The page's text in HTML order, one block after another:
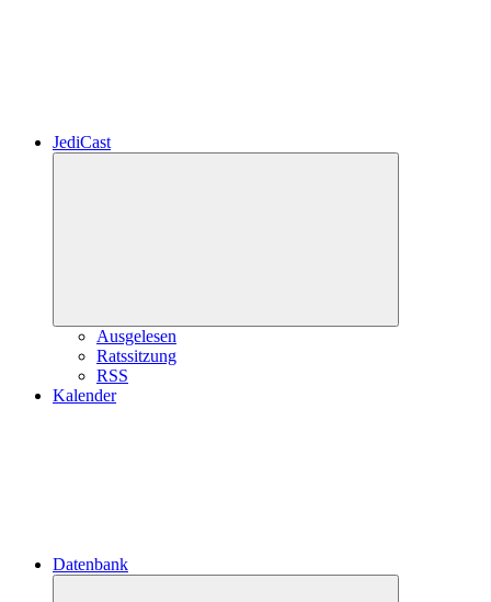
JediCast
Ausgelesen
Ratssitzung
RSS
Kalender
Datenbank